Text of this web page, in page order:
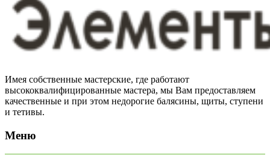
Имея собственные мастерские, где работают
высококвалифицированные мастера, мы Вам предоставляем
качественные и при этом недорогие балясины, щиты, ступени
и тетивы.
Меню